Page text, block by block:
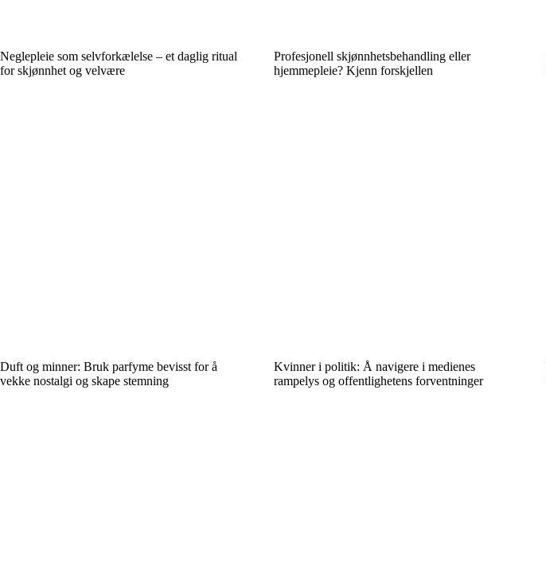
Neglepleie som selvforkælelse – et daglig ritual
for skjønnhet og velvære
Profesjonell skjønnhetsbehandling eller
hjemmepleie? Kjenn forskjellen
Duft og minner: Bruk parfyme bevisst for å
vekke nostalgi og skape stemning
Kvinner i politik: Å navigere i medienes
rampelys og offentlighetens forventninger